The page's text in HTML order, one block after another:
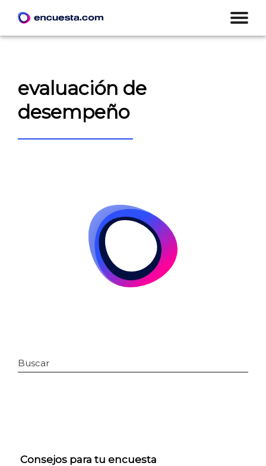
evaluación de
desempeño
Buscar
Consejos para tu encuesta